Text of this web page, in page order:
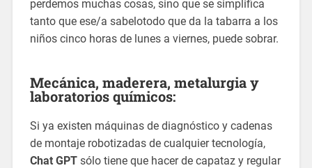
perdemos muchas cosas, sino que se simplifica
tanto que ese/a sabelotodo que da la tabarra a los
niños cinco horas de lunes a viernes, puede sobrar.
Mecánica, maderera, metalurgia y
laboratorios químicos:
Si ya existen máquinas de diagnóstico y cadenas
de montaje robotizadas de cualquier tecnología,
Chat GPTsólo tiene que hacer de capataz y regular